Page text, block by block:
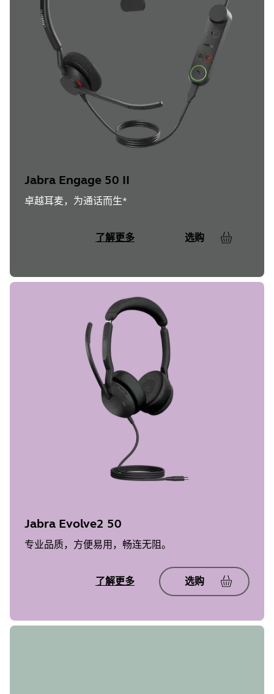
Jabra Engage 50 II
卓越耳麦，为通话而生*
了解更多 选购
Jabra Evolve2 50
专业品质，方便易用，畅连无阻。
了解更多 选购